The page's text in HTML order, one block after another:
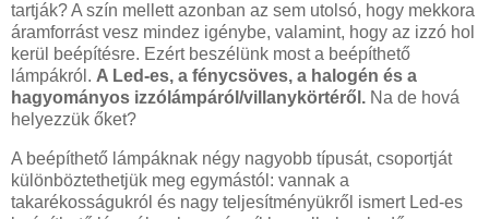
tartják? A szín mellett azonban az sem utolsó, hogy mekkora
áramforrást vesz mindez igénybe, valamint, hogy az izzó hol
kerül beépítésre. Ezért beszélünk most a beépíthető
lámpákról. A Led-es, a fénycsöves, a halogén és a
hagyományos izzólámpáról/villanykörtéről. Na de hová
helyezzük őket?
A beépíthető lámpáknak négy nagyobb típusát, csoportját
különböztethetjük meg egymástól: vannak a
takarékosságukról és nagy teljesítményükről ismert Led-es